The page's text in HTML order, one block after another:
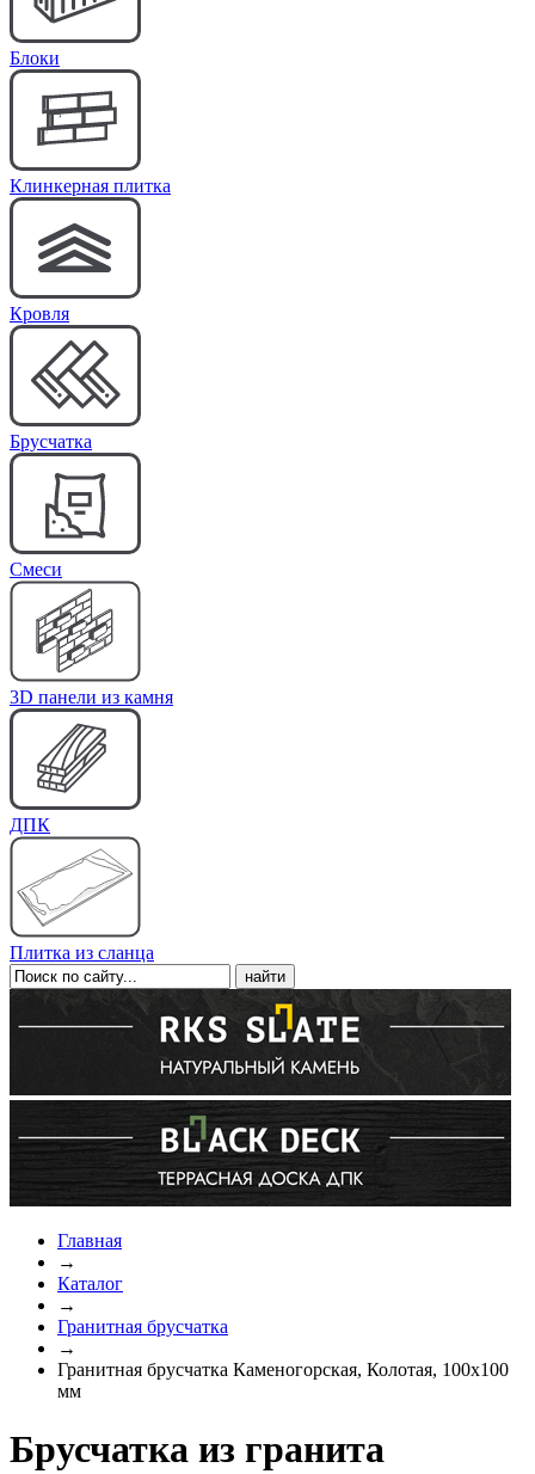
Блоки
Клинкерная плитка
Кровля
Брусчатка
Cмеси
3D панели из камня
ДПК
Плитка из сланца
Главная
→
Каталог
→
Гранитная брусчатка
→
Гранитная брусчатка Каменогорская, Колотая, 100x100
мм
Брусчатка из гранита